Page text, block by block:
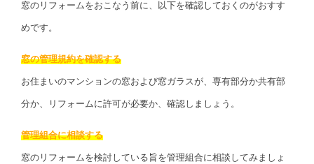
窓のリフォームをおこなう前に、以下を確認しておくのがおすす
めです。
窓の管理規約を確認する
お住まいのマンションの窓および窓ガラスが、専有部分か共有部
分か、リフォームに許可が必要か、確認しましょう。
管理組合に相談する
窓のリフォームを検討している旨を管理組合に相談してみましょ